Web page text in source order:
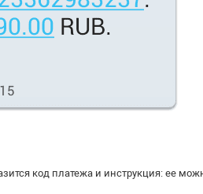
код платежа и инструкция: ее